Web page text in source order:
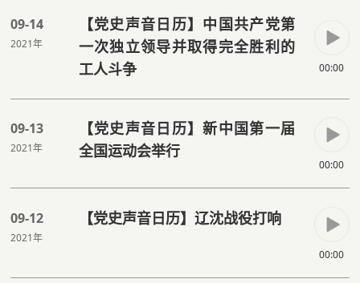
09-14
2021年
【党史声音日历】中国共产党第
一次独立领导并取得完全胜利的
工人斗争
00:00
09-13
2021年
【党史声音日历】新中国第一届
全国运动会举行
00:00
09-12
2021年
【党史声音日历】辽沈战役打响
00:00